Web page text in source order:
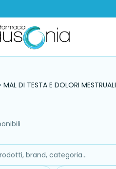
MAL DI TESTA E DOLORI MESTRUALI
i